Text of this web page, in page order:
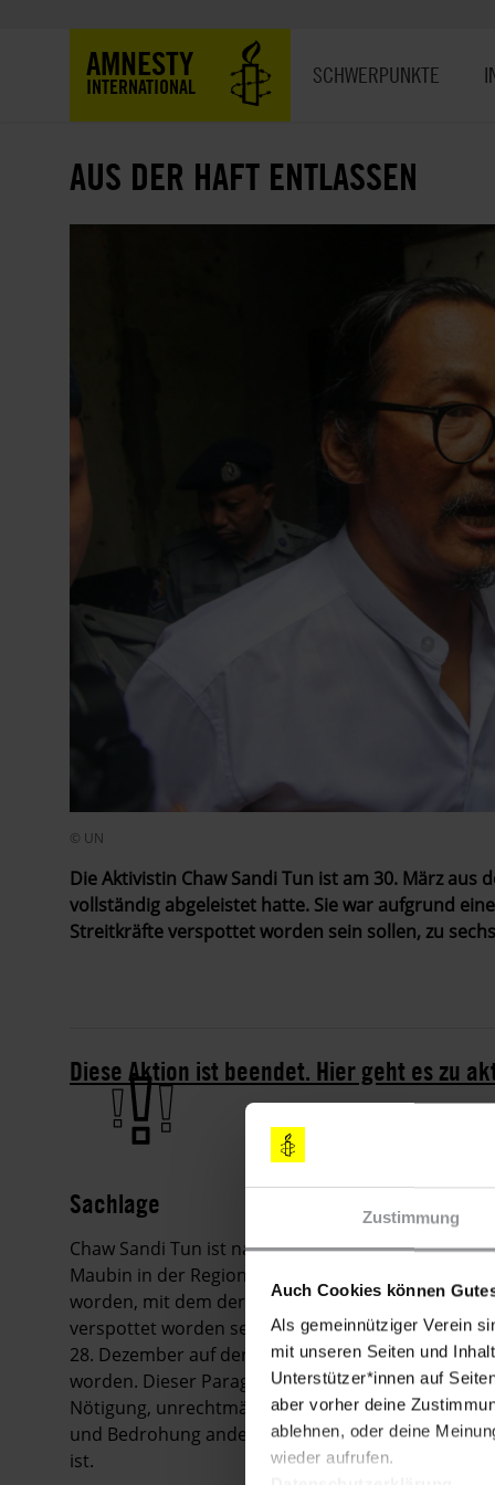
Zustimmung
Auch Cookies können
Als gemeinnütziger Verein
mit unseren Seiten und
Unterstützer*innen auf
aber vorher deine
ablehnen, oder deine
wieder aufrufen.
AMNESTY
INTERNATIONAL SCHWERPUNKTE
AUS DER HAFT ENTLASSEN
© UN
Die Aktivistin Chaw Sandi Tun ist am 30. März
vollständig abgeleistet hatte. Sie war aufgrund
Streitkräfte verspottet worden sein sollen, zu
Diese Aktion ist beendet. Hier geht es zu
Sachlage
Chaw Sandi Tun ist nach Ableisten einer
Maubin in der Region Ayeyarwady freigelassen
worden, mit dem der Oberbefehlshaber der
verspottet worden sein soll. Chaw Sandi Tun war
28. Dezember auf der Grundlage von Paragraf
worden. Dieser Paragraf sieht bis zu drei Jahre
Nötigung, unrechtmäßigen Einschränkung,
und Bedrohung anderer Personen im Rahmen
ist.